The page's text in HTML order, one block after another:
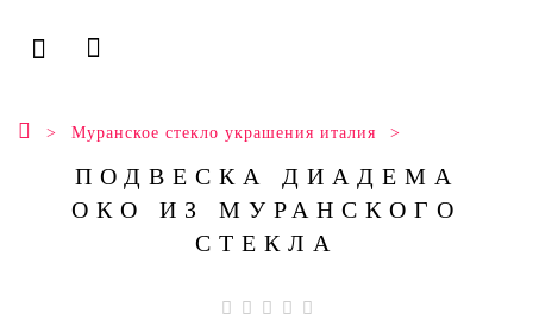
Муранское стекло украшения италия
ПОДВЕСКА ДИАДЕМА
ОКО ИЗ МУРАНСКОГО
СТЕКЛА